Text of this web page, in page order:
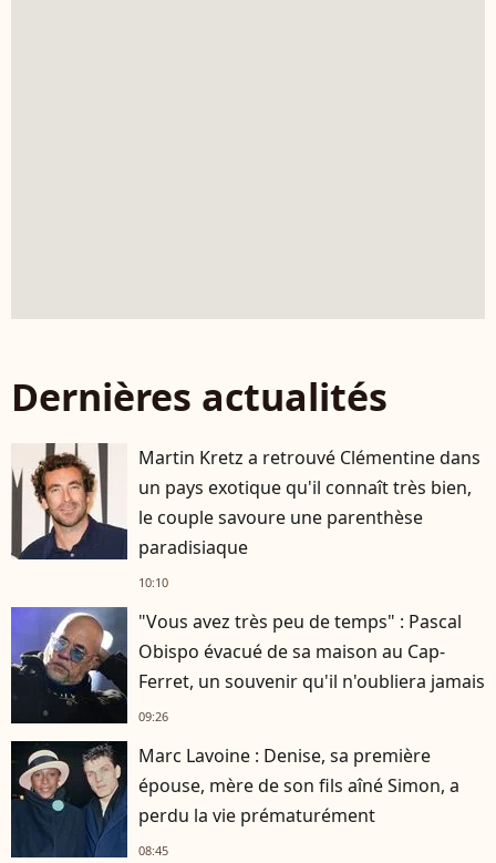
Dernières actualités
Martin Kretz a retrouvé Clémentine dans
un pays exotique qu'il connaît très bien,
le couple savoure une parenthèse
paradisiaque
10:10
"Vous avez très peu de temps" : Pascal
Obispo évacué de sa maison au Cap-
Ferret, un souvenir qu'il n'oubliera jamais
09:26
Marc Lavoine : Denise, sa première
épouse, mère de son fils aîné Simon, a
perdu la vie prématurément
08:45